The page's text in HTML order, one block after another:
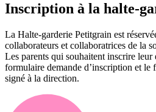
Inscription à la halte-
La Halte-garderie Petitgrain est
collaborateurs et collaboratrices de la
Les parents qui souhaitent inscrire
formulaire demande d’inscription et le
signé à la direction.